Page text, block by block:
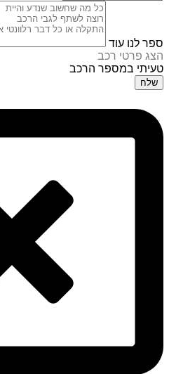
ספר לנו עוד
הצג פרטי רכב
טעיתי במספר הרכב
שלח